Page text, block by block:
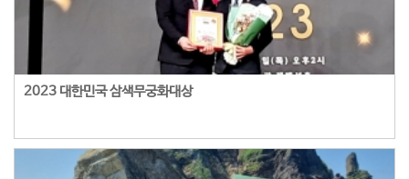
2023 대한민국 삼색무궁화대상